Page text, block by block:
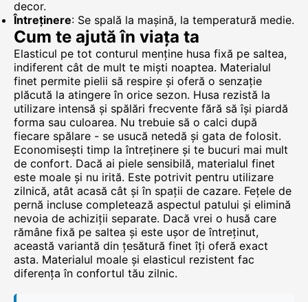
decor.
Întreținere: Se spală la mașină, la temperatură medie.
Cum te ajută în viața ta
Elasticul pe tot conturul menține husa fixă pe saltea,
indiferent cât de mult te miști noaptea. Materialul
finet permite pielii să respire și oferă o senzație
plăcută la atingere în orice sezon. Husa rezistă la
utilizare intensă și spălări frecvente fără să își piardă
forma sau culoarea. Nu trebuie să o calci după
fiecare spălare - se usucă netedă și gata de folosit.
Economisești timp la întreținere și te bucuri mai mult
de confort. Dacă ai piele sensibilă, materialul finet
este moale și nu irită. Este potrivit pentru utilizare
zilnică, atât acasă cât și în spații de cazare. Fețele de
pernă incluse completează aspectul patului și elimină
nevoia de achiziții separate. Dacă vrei o husă care
rămâne fixă pe saltea și este ușor de întreținut,
această variantă din țesătură finet îți oferă exact
asta. Materialul moale și elasticul rezistent fac
diferența în confortul tău zilnic.